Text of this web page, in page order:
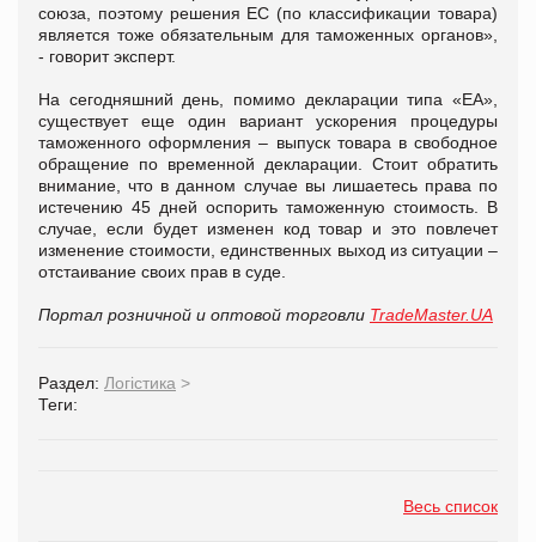
союза, поэтому решения ЕС (по классификации товара)
является тоже обязательным для таможенных органов»,
- говорит эксперт.
На сегодняшний день, помимо декларации типа «ЕА»,
существует еще один вариант ускорения процедуры
таможенного оформления – выпуск товара в свободное
обращение по временной декларации. Стоит обратить
внимание, что в данном случае вы лишаетесь права по
истечению 45 дней оспорить таможенную стоимость. В
случае, если будет изменен код товар и это повлечет
изменение стоимости, единственных выход из ситуации –
отстаивание своих прав в суде.
Портал розничной и оптовой торговли TradeMaster.UA
Раздел: Логістика >
Теги:
Весь список